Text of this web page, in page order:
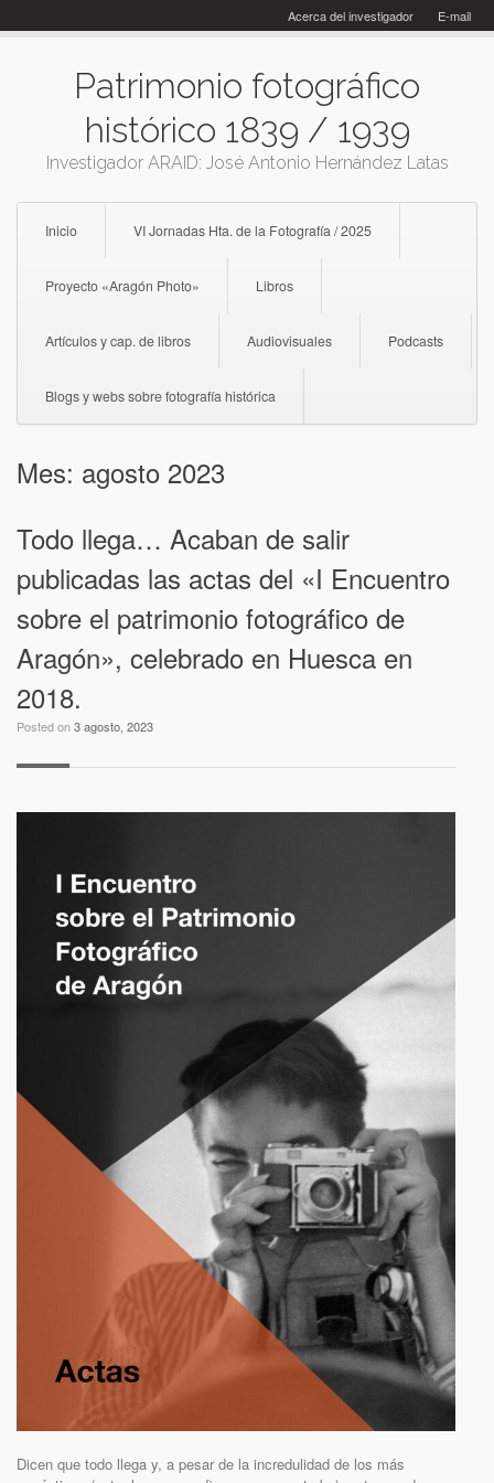
to
E-mail
Acerca del investigador
Patrimonio fotográfico
histórico 1839 / 1939
Investigador ARAID: José Antonio Hernández Latas
Inicio VI Jornadas Hta. de la Fotografía / 2025
Proyecto «Aragón Photo» Libros
Artículos y cap. de libros Audiovisuales Podcasts
Blogs y webs sobre fotografía histórica
Mes: agosto 2023
Todo llega… Acaban de salir
publicadas las actas del «I Encuentro
sobre el patrimonio fotográfico de
Aragón», celebrado en Huesca en
2018.
Posted on3 agosto, 2023
Dicen que todo llega y, a pesar de la incredulidad de los más